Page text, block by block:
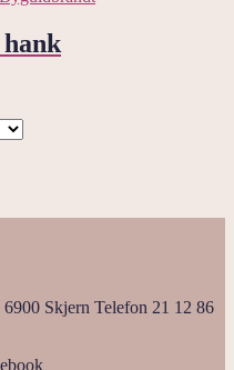
hank
Skjern Telefon 21 12 86